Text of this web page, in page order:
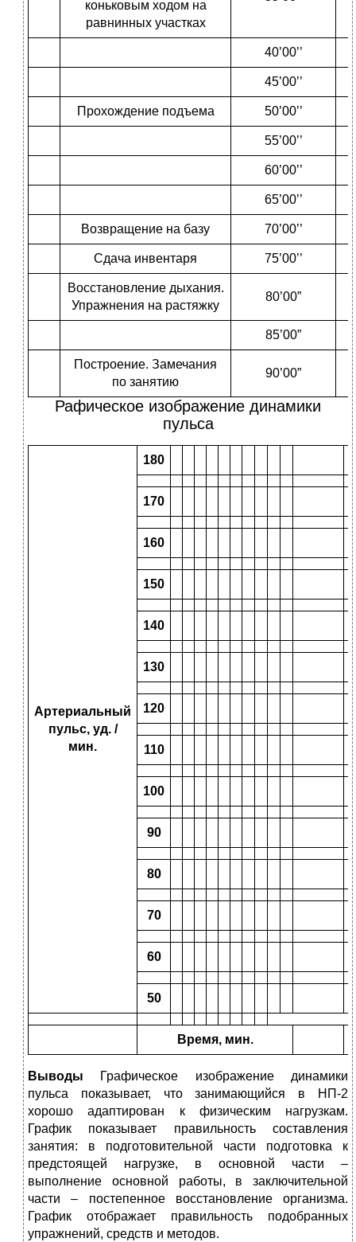
коньковым ходом на
равнинных участках
40’00’’
45’00’’
Прохождение подъема 50’00’’
55’00’’
60’00’’
65’00’’
Возвращение на базу 70’00’’
Сдача инвентаря 75’00’’
Восстановление дыхания.
Упражнения на растяжку
80’00”
85’00”
Построение. Замечания
по занятию
90’00”
Рафическое изображение динамики
пульса
Артериальный
пульс, уд. /
мин.
180
170
160
150
140
130
120
110
100
90
80
70
60
50
Время, мин.
Выводы Графическое изображение динамики
пульса показывает, что занимающийся в НП-2
хорошо адаптирован к физическим нагрузкам.
График показывает правильность составления
занятия: в подготовительной части подготовка к
предстоящей нагрузке, в основной части –
выполнение основной работы, в заключительной
части – постепенное восстановление организма.
График отображает правильность подобранных
упражнений, средств и методов.